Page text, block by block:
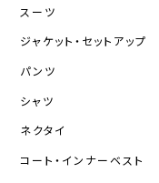
スーツ
ジャケット・セットアップ
パンツ
シャツ
ネクタイ
コート・インナーベスト